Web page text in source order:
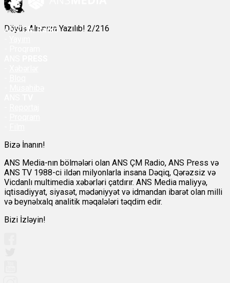
Döyüş Alnınıza Yazılıb! 2/216
ANSÇM Radio
Bizə İnanın!
ANS Media-nın bölmələri olan ANS ÇM Radio, ANS Press və
ANS TV 1988-ci ildən milyonlarla insana Dəqiq, Qərəzsiz və
Vicdanlı multimedia xəbərləri çatdırır. ANS Media maliyyə,
iqtisadiyyat, siyasət, mədəniyyət və idmandan ibarət olan milli
və beynəlxalq analitik məqalələri təqdim edir.
Bizi İzləyin!